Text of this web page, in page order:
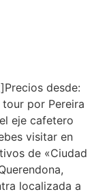
desde:
por Pereira
eje cafetero
visitar en
de «Ciudad
localizada a